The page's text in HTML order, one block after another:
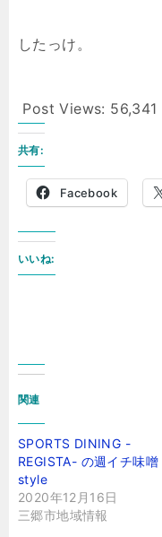
したっけ。
Post Views: 56,341
共有:
Facebook
いいね:
関連
SPORTS DINING -
REGISTA- の週イチ味噌
style
2020年12月16日
三郷市地域情報